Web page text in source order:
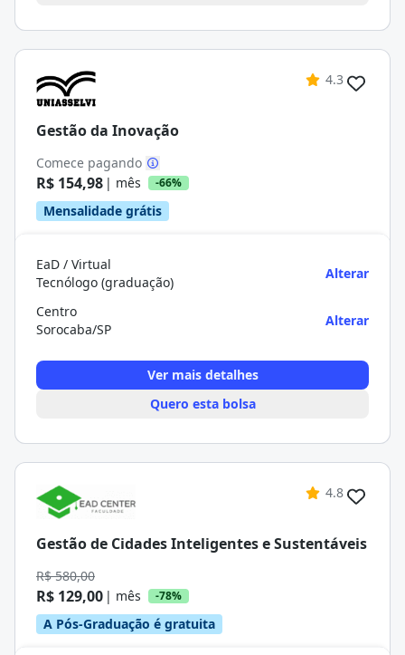
4.3
Gestão da Inovação
Comece pagando
R$ 154,98 | mês -66%
Mensalidade grátis
EaD / Virtual
Tecnólogo (graduação)
Alterar
Centro
Sorocaba/SP
Alterar
Ver mais detalhes
Quero esta bolsa
4.8
Gestão de Cidades Inteligentes e Sustentáveis
R$ 580,00
R$ 129,00 | mês -78%
A Pós-Graduação é gratuita